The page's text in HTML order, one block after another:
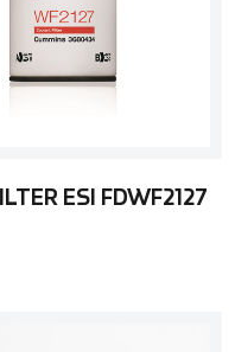
ESI FDWF2127